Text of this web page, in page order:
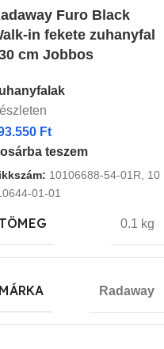
Furo Black
in fekete zuhanyfal
cm Jobbos
Ft
teszem
10106688-54-01R, 10
01-01
TÖMEG 0.1 kg
MÁRKA Radaway